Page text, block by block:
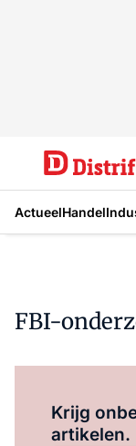
ActueelHandel
FBI-
Krijg
artikelen.